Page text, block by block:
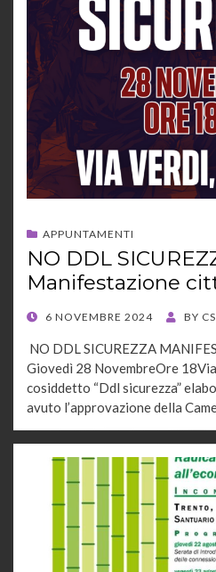
APPUNTAMENTI
NO DDL
Manifestazione
POSTED
6 NOVEMBRE 2024 BY
NO DDL SICUREZZA
Giovedì 28 NovembreOre
cosiddetto “Ddl sicurezza”
avuto l’approvazione della